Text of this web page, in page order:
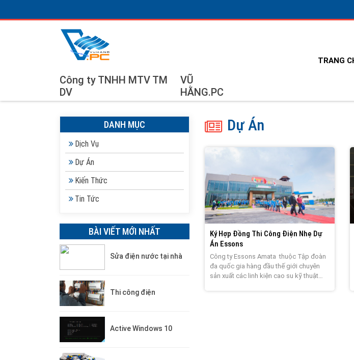
Công ty TNHH MTV TM
DV
VŨ
HẰNG.PC
TRANG
DANH MỤC
Dịch Vụ
Dự Án
Kiến Thức
Tin Tức
BÀI VIẾT MỚI NHẤT
Sửa điện nước tại nhà
Thi công điện
Active Windows 10
Dự Án
Ký Hợp Đồng Thi Công Điện Nhẹ Dự
Án Essons
Công ty Essons Amata thuộc Tập đoàn
đa quốc gia hàng đầu thế giới chuyên
sản xuất các linh kiện cao su kỹ thuật